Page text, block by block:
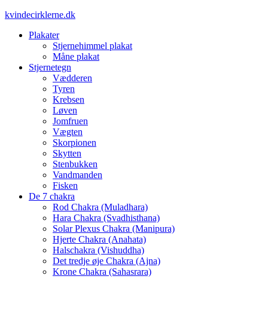
Videre
indhold
kvindecirklerne.dk
Plakater
Stjernehimmel plakat
Måne plakat
Stjernetegn
Vædderen
Tyren
Krebsen
Løven
Jomfruen
Vægten
Skorpionen
Skytten
Stenbukken
Vandmanden
Fisken
De 7 chakra
Rod Chakra (Muladhara)
Hara Chakra (Svadhisthana)
Solar Plexus Chakra (Manipura)
Hjerte Chakra (Anahata)
Halschakra (Vishuddha)
Det tredje øje Chakra (Ajna)
Krone Chakra (Sahasrara)